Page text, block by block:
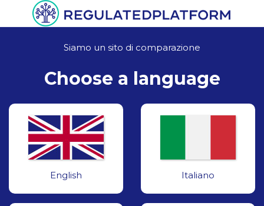
Siamo un sito di comparazione
Choose a language
English Italiano